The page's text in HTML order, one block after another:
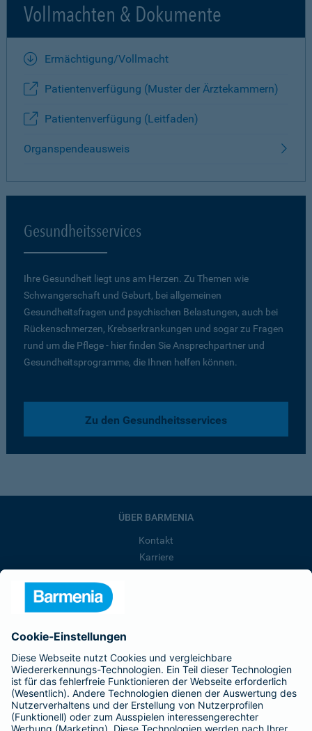
Vollmachten & Dokumente
Ermächtigung/Vollmacht
Patientenverfügung (Muster der Ärztekammern)
Patientenverfügung (Leitfaden)
Organspendeausweis
Gesundheitsservices
Ihre Gesundheit liegt uns am Herzen. Zu Themen wie
Schwangerschaft und Geburt, bei allgemeinen
Gesundheitsfragen und psychischen Belastungen, auch bei
Rückenschmerzen, Krebserkrankungen und sogar zu Fragen
rund um die Pflege - hier finden Sie Ansprechpartner und
Gesundheitsprogramme, die Ihnen helfen können.
Zu den Gesundheitsservices
ÜBER BARMENIA
Kontakt
Karriere
Barmenia ist Teil der BarmeniaGothaer
BELIEBTE SEITEN
Kranken-Zusatzversicherung
Tierversicherungen
Haftpflichtversicherung